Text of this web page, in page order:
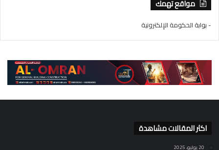
مواقع تهمك
- بوابة الحكومة الإلكترونية
اكثر المقالات مشاهدة
20 يوليو، 2025